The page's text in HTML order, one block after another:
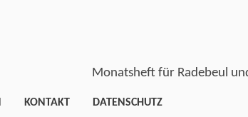
Monatsheft für Radebeul
KONTAKT DATENSCHUTZ